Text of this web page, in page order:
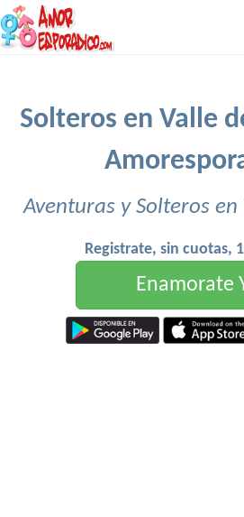
Solteros en Valle
Aventuras y Solteros
Registrate, sin cuotas,
Enamorate